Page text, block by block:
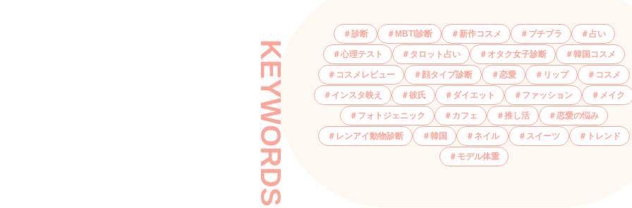
KEYWORDS
診断 MBTI診断 新作コスメ プチプラ 占い
心理テスト タロット占い オタク女子診断 韓国コスメ
コスメレビュー 顔タイプ診断 恋愛 リップ コスメ
インスタ映え 彼氏 ダイエット ファッション メイク
フォトジェニック カフェ 推し活 恋愛の悩み
レンアイ動物診断 韓国 ネイル スイーツ トレンド
モデル体重